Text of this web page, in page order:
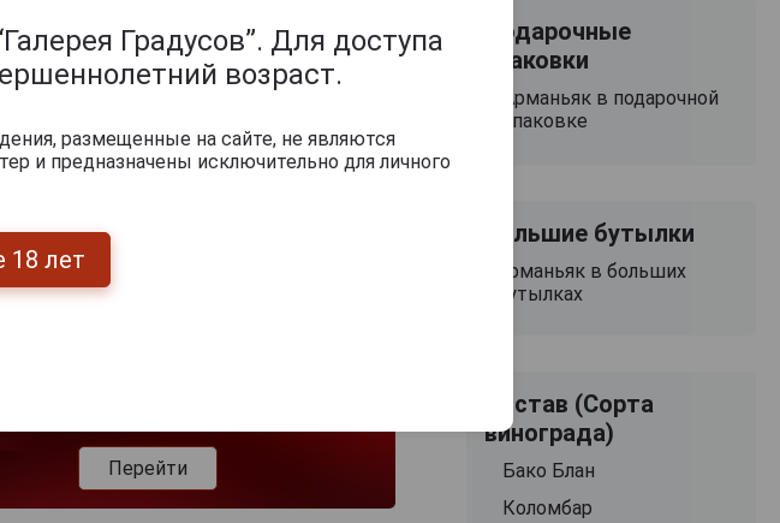
Перейти
Подарочные
упаковки
Арманьяк в подарочной
упаковке
Большие бутылки
Арманьяк в больших
бутылках
Состав (Сорта
винограда)
Бако Блан
Коломбар
Градусов”. Для доступа
возраст.
размещенные на сайте, не являются
и предназначены исключительно для личного
лет